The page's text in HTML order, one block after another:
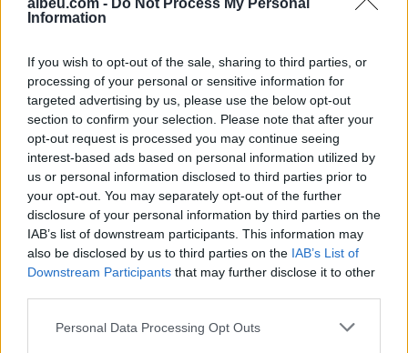
albeu.com - Do Not Process My Personal
Information
If you wish to opt-out of the sale, sharing to third parties, or
processing of your personal or sensitive information for
targeted advertising by us, please use the below opt-out
section to confirm your selection. Please note that after your
opt-out request is processed you may continue seeing
interest-based ads based on personal information utilized by
us or personal information disclosed to third parties prior to
your opt-out. You may separately opt-out of the further
disclosure of your personal information by third parties on the
IAB’s list of downstream participants. This information may
also be disclosed by us to third parties on the IAB’s List of
Downstream Participants that may further disclose it to other
Personal Data Processing Opt Outs
Tags:
kosove , Njesia Speciale , SPAK